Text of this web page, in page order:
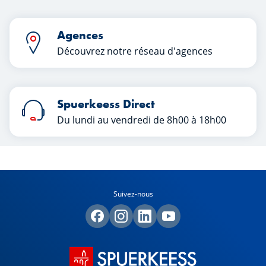
Sophie : à la retraite, elle ne veut plus
subir le moindre stress et souhaite
profiter pleinement de la vie sans
manquer de rien.
Agences
Découvrez notre réseau d'agences
Spuerkeess Direct
Du lundi au vendredi de 8h00 à 18h00
Suivez-nous